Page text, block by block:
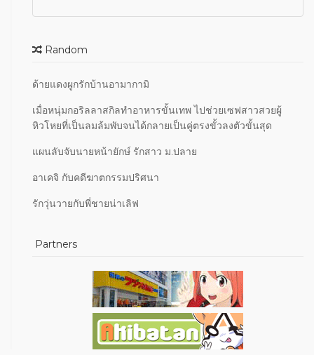
Random
ด้ายแดงผูกรักบ้านอามากามิ
เมื่อหนุ่มกอริลลาสกิลทำอาหารขั้นเทพ ไปช่วยเซฟสาวสวยผู้
หิวโหยที่เป็นลมล้มพับจนได้กลายเป็นคู่ตรงขั้วลงตัวขั้นสุด
แผนลับจับนายหน้ายักษ์ รักสาว ม.ปลาย
อาเคจิ กับคดีฆาตกรรมปริศนา
รักวุ่นวายกับพี่ชายน่าเลิฟ
Partners